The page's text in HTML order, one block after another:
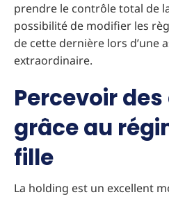
prendre le contrôle total de
possibilité de modifier les
de cette dernière lors d’une
extraordinaire.
Percevoir
grâce au
fille
La holding est un excellent